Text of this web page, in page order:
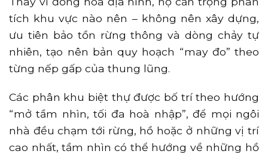
tích khu vực nào nên – không nên xây dựng,
ưu tiên bảo tồn rừng thông và dòng chảy tự
nhiên, tạo nên bản quy hoạch “may đo” theo
từng nếp gấp của thung lũng.
Các phân khu biệt thự được bố trí theo hướng
“mở tầm nhìn, tối đa hoà nhập”, để mọi ngôi
nhà đều chạm tới rừng, hồ hoặc ở những vị trí
cao nhất, tầm nhìn có thể hướng về những hồ